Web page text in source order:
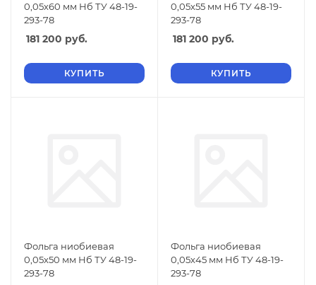
0,05х60 мм Нб ТУ 48-19-
293-78
181 200 руб.
КУПИТЬ
0,05х55 мм Нб ТУ 48-19-
293-78
181 200 руб.
КУПИТЬ
Фольга ниобиевая
0,05х50 мм Нб ТУ 48-19-
293-78
Фольга ниобиевая
0,05х45 мм Нб ТУ 48-19-
293-78